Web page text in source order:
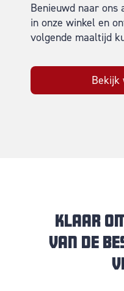
Benieuwd naar ons
in onze winkel en
volgende maaltijd
Klaar
van de